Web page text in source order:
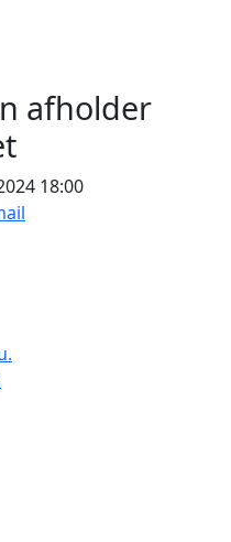
afholder
18:00